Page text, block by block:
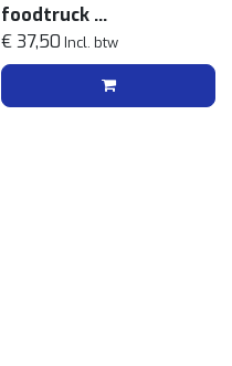
foodtruck
Exclusive menu
€ 37,50 Incl. btw